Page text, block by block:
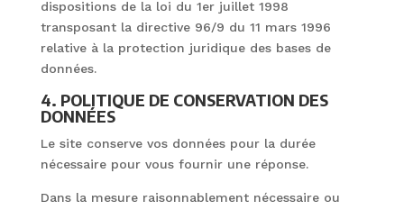
dispositions de la loi du 1er juillet 1998
transposant la directive 96/9 du 11 mars 1996
relative à la protection juridique des bases de
données.
4. POLITIQUE DE CONSERVATION DES
DONNÉES
Le site conserve vos données pour la durée
nécessaire pour vous fournir une réponse.
Dans la mesure raisonnablement nécessaire ou